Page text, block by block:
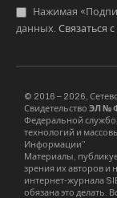
Нажимая
данных. Связаться
© 2016 – 2026,
Свидетельство ЭЛ №
Федеральной
технологий и
Информации”
Материалы,
зрения их авторов и
интернет-журнала
обязана это делать.